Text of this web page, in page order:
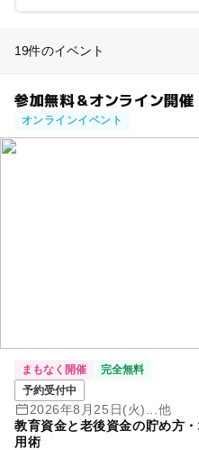
19件のイベント
参加無料＆オンライン開
オンラインイベント
まもなく開催
完全無料
予約受付中
2026年8月25日(火)...他
教育資金と老後資金の貯め方
用術